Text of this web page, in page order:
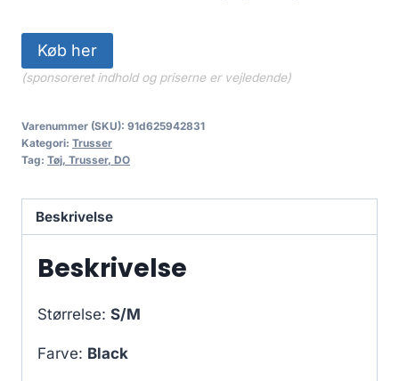
Køb her
(sponsoreret indhold og priserne er vejledende)
Varenummer (SKU): 91d625942831
Kategori: Trusser
Tag: Tøj, Trusser, DO
Beskrivelse
Beskrivelse
Størrelse: S/M
Farve: Black